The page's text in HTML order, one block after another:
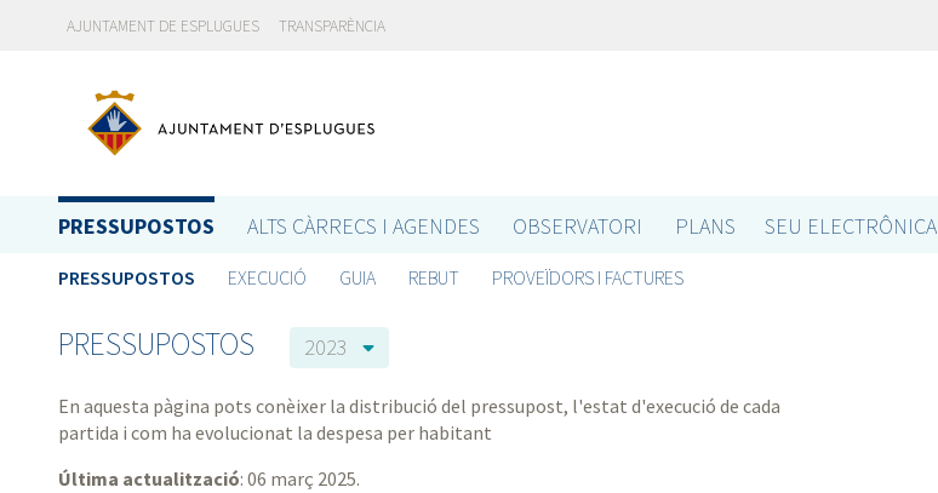
AJUNTAMENT DE ESPLUGUES TRANSPARÈNCIA
PRESSUPOSTOS ALTS CÀRRECS I AGENDES OBSERVATORI PLANS SEU ELECTRÔNICA
PRESSUPOSTOS EXECUCIÓ GUIA REBUT PROVEÏDORS I FACTURES
PRESSUPOSTOS 2023
En aquesta pàgina pots conèixer la distribució del pressupost, l'estat d'execució de cada
partida i com ha evolucionat la despesa per habitant
Última actualització: 06 març 2025.